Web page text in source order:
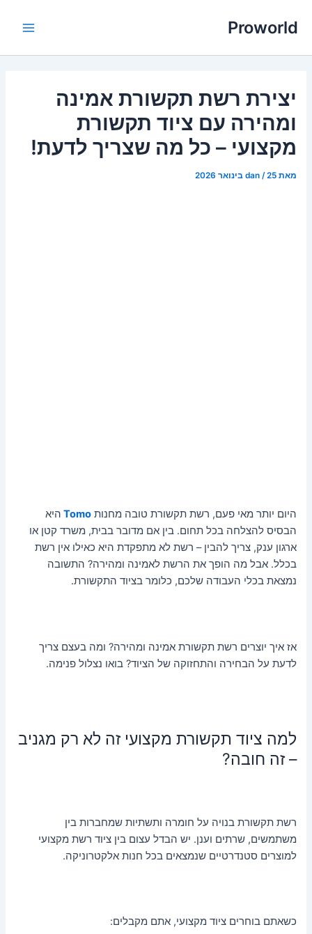
לתוכןProworld
יצירת רשת תקשורת אמינה
ומהירה עם ציוד תקשורת
מקצועי – כל מה שצריך לדעת!
מאת dan /25 בינואר 2026
היום יותר מאי פעם, רשת תקשורת טובה מחנותTomo היא
הבסיס להצלחה בכל תחום. בין אם מדובר בבית, משרד קטן או
ארגון ענק, צריך להבין – רשת לא מתפקדת היא כאילו אין רשת
בכלל. אבל מה הופך את הרשת לאמינה ומהירה? התשובה
נמצאת בכלי העבודה שלכם, כלומר בציוד התקשורת.
אז איך יוצרים רשת תקשורת אמינה ומהירה? ומה בעצם צריך
לדעת על הבחירה והתחזוקה של הציוד? בואו נצלול פנימה.
למה ציוד תקשורת מקצועי זה לא רק מגניב
– זה חובה?
רשת תקשורת בנויה על חומרה ותשתיות שמחברות בין
משתמשים, שרתים וענן. יש הבדל עצום בין ציוד רשת מקצועי
למוצרים סטנדרטיים שנמצאים בכל חנות אלקטרוניקה.
כשאתם בוחרים ציוד מקצועי, אתם מקבלים: